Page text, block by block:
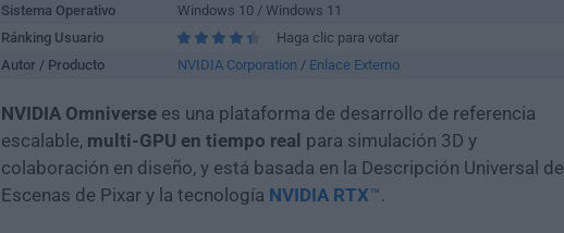
Sistema Operativo
Windows 10 / Windows 11
Ránking Usuario
Haga clic para votar
Autor / Producto
NVIDIA Corporation / Enlace Externo
NVIDIA Omniverse es una plataforma de desarrollo de referencia
escalable, multi-GPU en tiempo real para simulación 3D y
colaboración en diseño, y está basada en la Descripción Universal de
Escenas de Pixar y la tecnología NVIDIA RTX™.